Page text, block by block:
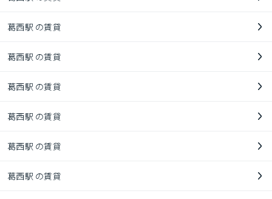
葛西駅 の賃貸
葛西駅 の賃貸
葛西駅 の賃貸
葛西駅 の賃貸
葛西駅 の賃貸
葛西駅 の賃貸